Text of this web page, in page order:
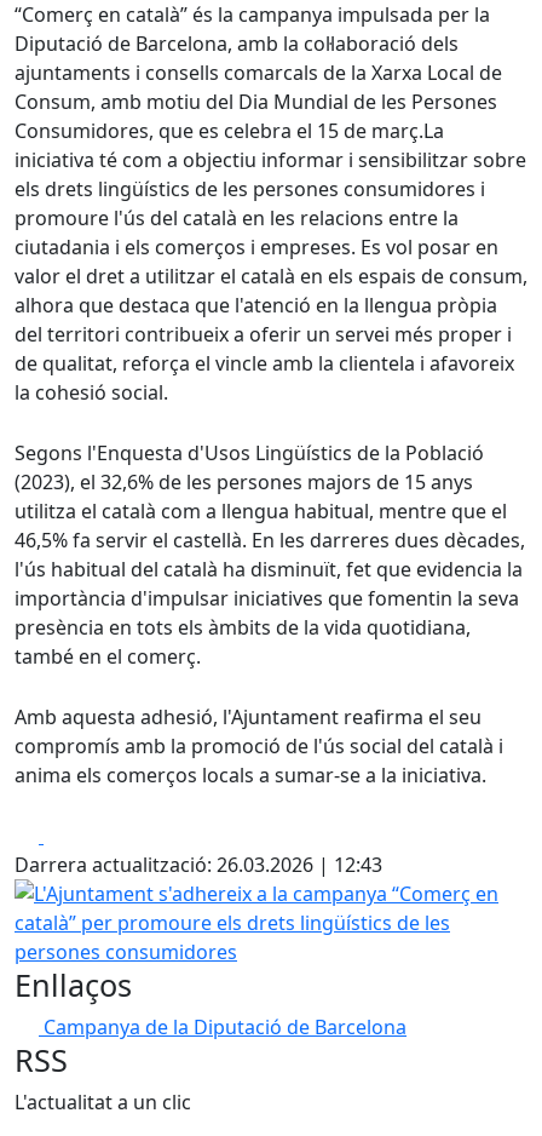
“Comerç en català” és la campanya impulsada per la
Diputació de Barcelona, amb la col·laboració dels
ajuntaments i consells comarcals de la Xarxa Local de
Consum, amb motiu del Dia Mundial de les Persones
Consumidores, que es celebra el 15 de març.La
iniciativa té com a objectiu informar i sensibilitzar sobre
els drets lingüístics de les persones consumidores i
promoure l'ús del català en les relacions entre la
ciutadania i els comerços i empreses. Es vol posar en
valor el dret a utilitzar el català en els espais de consum,
alhora que destaca que l'atenció en la llengua pròpia
del territori contribueix a oferir un servei més proper i
de qualitat, reforça el vincle amb la clientela i afavoreix
la cohesió social.
Segons l'Enquesta d'Usos Lingüístics de la Població
(2023), el 32,6% de les persones majors de 15 anys
utilitza el català com a llengua habitual, mentre que el
46,5% fa servir el castellà. En les darreres dues dècades,
l'ús habitual del català ha disminuït, fet que evidencia la
importància d'impulsar iniciatives que fomentin la seva
presència en tots els àmbits de la vida quotidiana,
també en el comerç.
Amb aquesta adhesió, l'Ajuntament reafirma el seu
compromís amb la promoció de l'ús social del català i
anima els comerços locals a sumar-se a la iniciativa.
Darrera actualització: 26.03.2026 | 12:43
L'Ajuntament s'adhereix a la campanya “Comerç en
Enllaços
Campanya de la Diputació de Barcelona
RSS
L'actualitat a un clic